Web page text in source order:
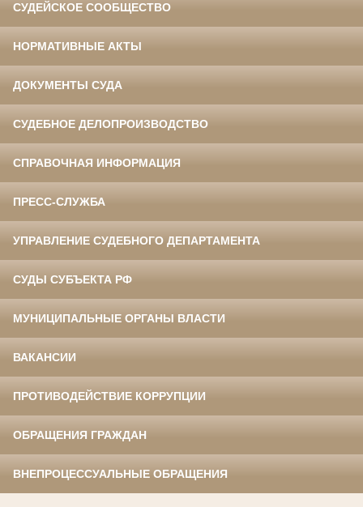
СУДЕЙСКОЕ СООБЩЕСТВО
НОРМАТИВНЫЕ АКТЫ
ДОКУМЕНТЫ СУДА
СУДЕБНОЕ ДЕЛОПРОИЗВОДСТВО
СПРАВОЧНАЯ ИНФОРМАЦИЯ
ПРЕСС-СЛУЖБА
УПРАВЛЕНИЕ СУДЕБНОГО ДЕПАРТАМЕНТА
СУДЫ СУБЪЕКТА РФ
МУНИЦИПАЛЬНЫЕ ОРГАНЫ ВЛАСТИ
ВАКАНСИИ
ПРОТИВОДЕЙСТВИЕ КОРРУПЦИИ
ОБРАЩЕНИЯ ГРАЖДАН
ВНЕПРОЦЕССУАЛЬНЫЕ ОБРАЩЕНИЯ